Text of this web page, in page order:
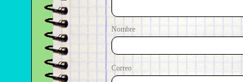
Correo